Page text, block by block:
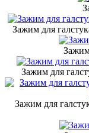
Зажим для
Зажим для
Зажим для